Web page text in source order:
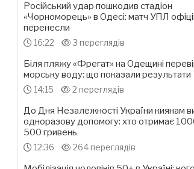
Російський удар пошкодив стадіон
«Чорноморець» в Одесі: матч УПЛ
перенесли
16:22 3 переглядів
Біля пляжу «Фрегат» на Одещині
морську воду: що показали результати
14:15 2 переглядів
До Дня Незалежності України киянам
одноразову допомогу: хто отримає
500 гривень
12:36 264 переглядів